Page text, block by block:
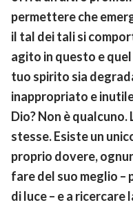
permettere che
il tal dei tali si
agito in questo e
tuo spirito sia
inappropriato e
Dio? Non è
stesse. Esiste un
proprio dovere,
fare del suo meglio –
di luce – e a